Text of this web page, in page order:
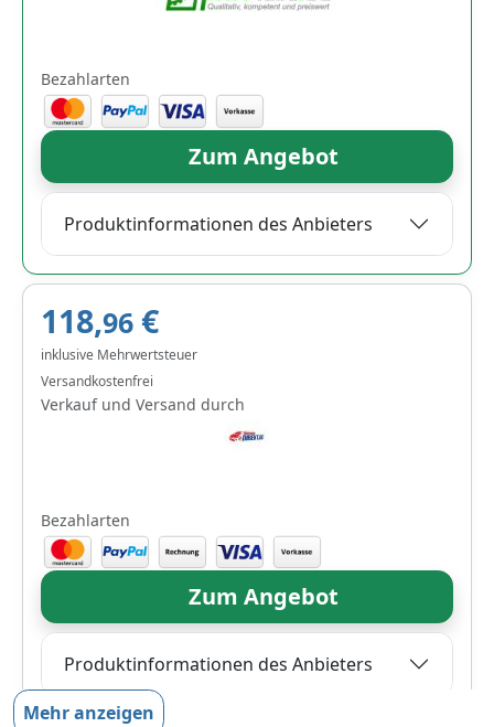
Bezahlarten
Zum Angebot
Produktinformationen des Anbieters
118,96 €
inklusive Mehrwertsteuer
Versandkostenfrei
Verkauf und Versand durch
Bezahlarten
Zum Angebot
Produktinformationen des Anbieters
Mehr anzeigen